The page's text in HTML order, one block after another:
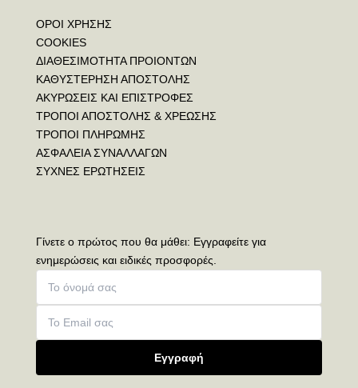
ΟΡΟΙ ΧΡΗΣΗΣ
COOKIES
ΔΙΑΘΕΣΙΜΟΤΗΤΑ ΠΡΟΙΟΝΤΩΝ
ΚΑΘΥΣΤΕΡΗΣΗ ΑΠΟΣΤΟΛΗΣ
ΑΚΥΡΩΣΕΙΣ ΚΑΙ ΕΠΙΣΤΡΟΦΕΣ
ΤΡΟΠΟΙ ΑΠΟΣΤΟΛΗΣ & ΧΡΕΩΣΗΣ
ΤΡΟΠΟΙ ΠΛΗΡΩΜΗΣ
ΑΣΦΑΛΕΙΑ ΣΥΝΑΛΛΑΓΩΝ
ΣΥΧΝΕΣ ΕΡΩΤΗΣΕΙΣ
Γίνετε ο πρώτος που θα μάθει: Εγγραφείτε για
ενημερώσεις και ειδικές προσφορές.
Εγγραφή